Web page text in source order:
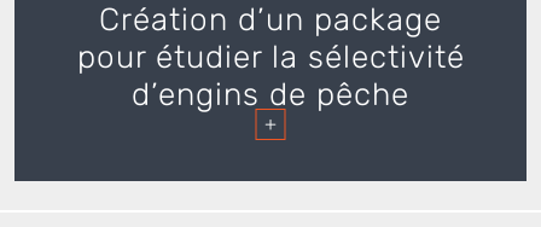
Création d’un package
pour étudier la sélectivité
d’engins de pêche
+